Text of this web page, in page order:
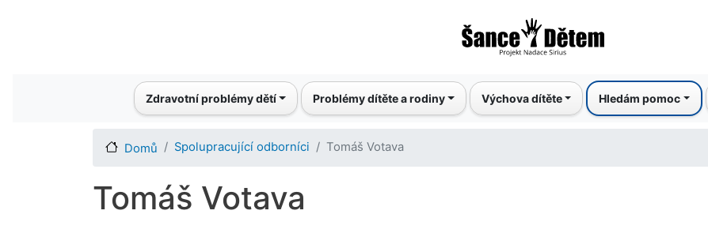
k
hlavnímu
Main navigationZdravotní problémy dětí Problémy dítěte a rodiny Výchova dítěte Hledám pomoc
Domů Spolupracující odborníci Tomáš Votava
Tomáš Votava